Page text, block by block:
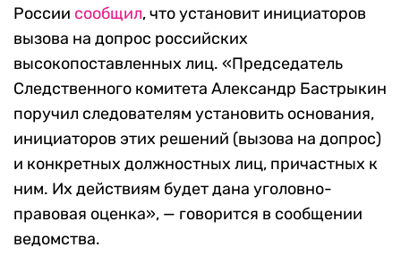
России сообщил, что установит инициаторов
вызова на допрос российских
высокопоставленных лиц. «Председатель
Следственного комитета Александр Бастрыкин
поручил следователям установить основания,
инициаторов этих решений (вызова на допрос)
и конкретных должностных лиц, причастных к
ним. Их действиям будет дана уголовно-
правовая оценка», — говорится в сообщении
ведомства.